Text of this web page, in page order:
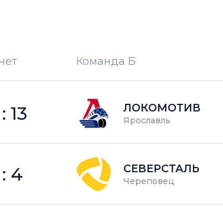
Команда Б
13 ЛОКОМОТИВ
Ярославль
: 4 СЕВЕРСТАЛЬ
Череповец